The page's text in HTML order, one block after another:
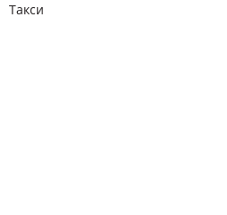
Такси